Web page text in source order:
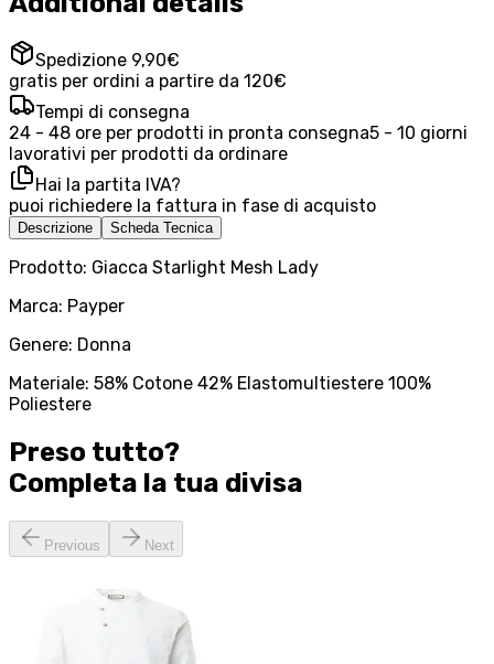
Spedizione 9,90€
gratis per ordini a partire da 120€
Tempi di consegna
24 - 48 ore per prodotti in pronta consegna5 - 10 giorni
lavorativi per prodotti da ordinare
Hai la partita IVA?
puoi richiedere la fattura in fase di acquisto
Descrizione Scheda Tecnica
Prodotto: Giacca Starlight Mesh Lady
Marca: Payper
Genere: Donna
Materiale: 58% Cotone 42% Elastomultiestere 100%
Poliestere
Preso tutto?
Completa la tua divisa
Previous Next